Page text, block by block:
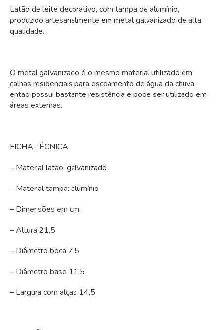
Latão de leite decorativo, com tampa de alumínio,
produzido artesanalmente em metal galvanizado de alta
qualidade.
O metal galvanizado é o mesmo material utilizado em
calhas residenciais para escoamento de água da chuva,
então possui bastante resistência e pode ser utilizado em
áreas externas.
FICHA TÉCNICA
– Material latão: galvanizado
– Material tampa: alumínio
– Dimensões em cm:
– Altura 21,5
– Diâmetro boca 7,5
– Diâmetro base 11,5
– Largura com alças 14,5